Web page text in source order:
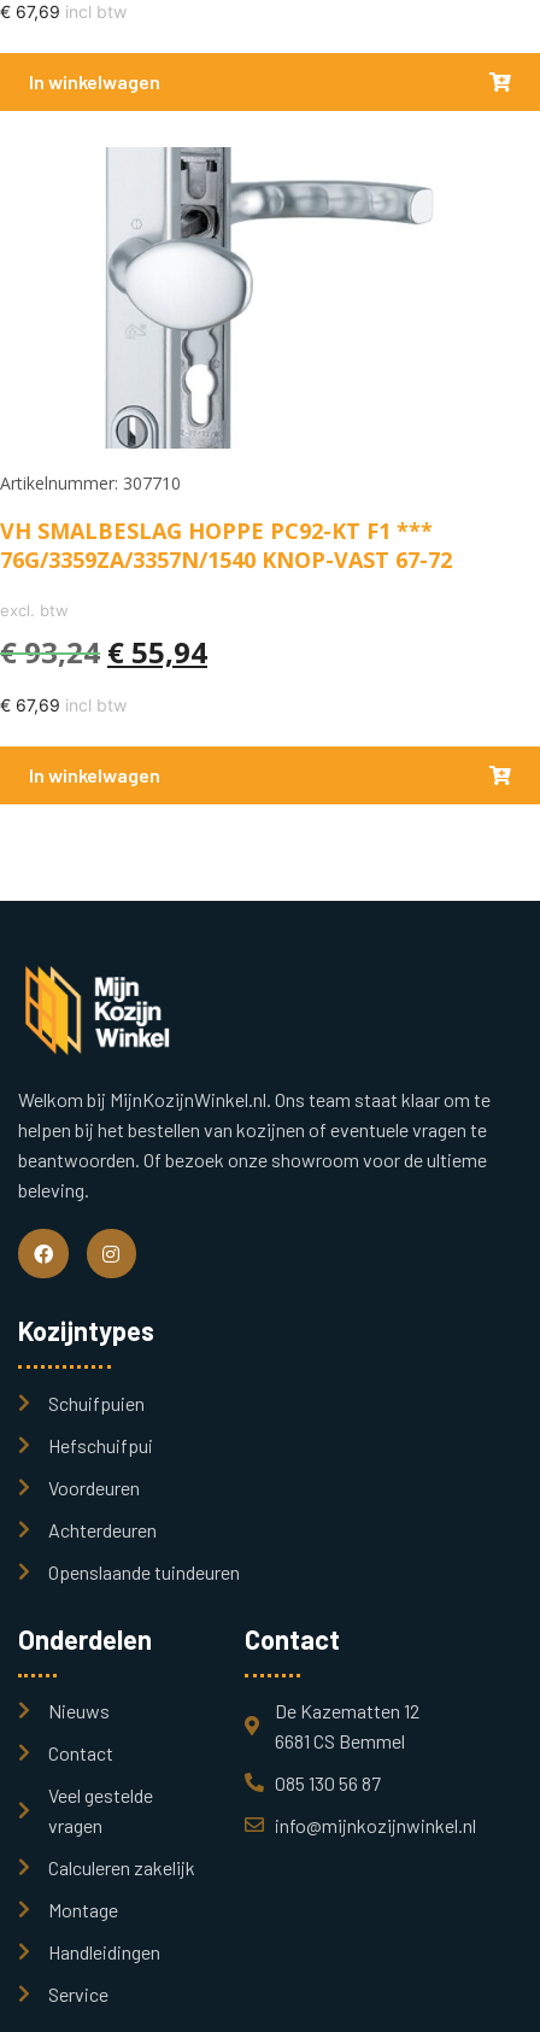
€ 67,69 incl btw
In winkelwagen
Artikelnummer: 307710
VH SMALBESLAG HOPPE PC92-KT F1 ***
76G/3359ZA/3357N/1540 KNOP-VAST 67-72
excl. btw
€93,24 € 55,94
€ 67,69 incl btw
In winkelwagen
Welkom bij MijnKozijnWinkel.nl. Ons team staat klaar om te
helpen bij het bestellen van kozijnen of eventuele vragen te
beantwoorden. Of bezoek onze showroom voor de ultieme
beleving.
Kozijntypes
Schuifpuien
Hefschuifpui
Voordeuren
Achterdeuren
Openslaande tuindeuren
Onderdelen
Nieuws
Contact
Veel gestelde
vragen
Calculeren zakelijk
Montage
Handleidingen
Service
Contact
De Kazematten 12
6681 CS Bemmel
085 130 56 87
info@mijnkozijnwinkel.nl